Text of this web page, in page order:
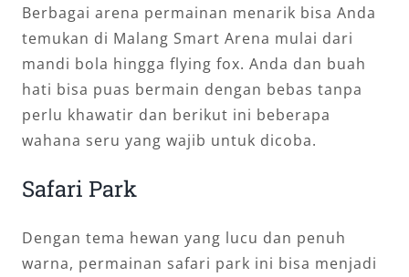
Berbagai arena permainan menarik bisa Anda
temukan di Malang Smart Arena mulai dari
mandi bola hingga flying fox. Anda dan buah
hati bisa puas bermain dengan bebas tanpa
perlu khawatir dan berikut ini beberapa
wahana seru yang wajib untuk dicoba.
Safari Park
Dengan tema hewan yang lucu dan penuh
warna, permainan safari park ini bisa menjadi